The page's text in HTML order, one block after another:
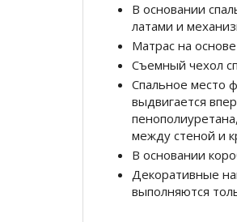
В основании
латами и
Матрас на
Съемный чехол
Спальное место
выдвигается
между стеной и
В основании
Декоративные
выполняются